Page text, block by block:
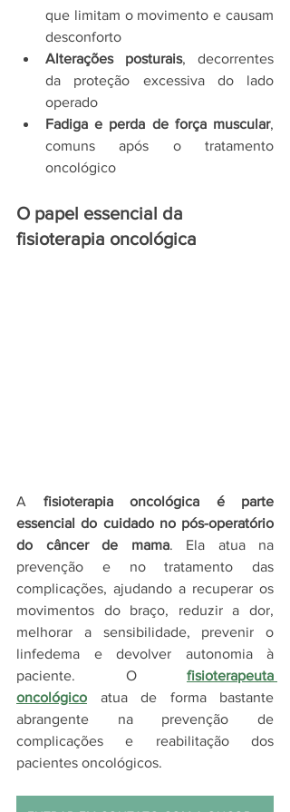
que limitam o movimento e causam
desconforto
Alterações posturais, decorrentes
da proteção excessiva do lado
operado
Fadiga e perda de força muscular,
comuns após o tratamento
oncológico
O papel essencial da
fisioterapia oncológica
A fisioterapia oncológica é parte
essencial do cuidado no pós-operatório
do câncer de mama. Ela atua na
prevenção e no tratamento das
complicações, ajudando a recuperar os
movimentos do braço, reduzir a dor,
melhorar a sensibilidade, prevenir o
linfedema e devolver autonomia à
paciente. O
fisioterapeuta
oncológico atua de forma bastante
abrangente na prevenção de
complicações e reabilitação dos
pacientes oncológicos.